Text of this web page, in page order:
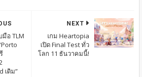
NEXT
เกม Heartopia
เปิด Final Test ทั่ว
โลก 11 ธันวาคมนี้!
มือ TLM
เดิม”